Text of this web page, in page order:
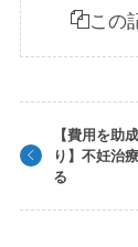
この
【費用を助
り】不妊治
る